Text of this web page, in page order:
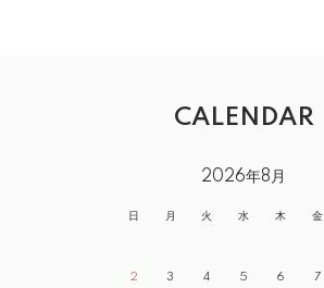
CALENDAR
2026年8月
日 月 火 水 木 金
2 3 4 5 6 7